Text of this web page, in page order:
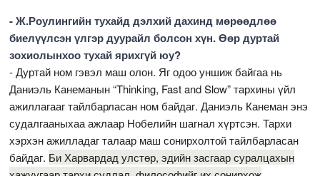
- Ж.Роулингийн тухайд дэлхий дахинд мөрөөдлөө
биелүүлсэн үлгэр дуурайл болсон хүн. Өөр дуртай
зохиолынхоо тухай ярихгүй юу?
- Дуртай ном гэвэл маш олон. Яг одоо уншиж байгаа нь
Даниэль Канеманын “Thinking, Fast and Slow” тархины үйл
ажиллагааг тайлбарласан ном байдаг. Даниэль Канеман энэ
судалгааныхаа ажлаар Нобелийн шагнал хүртсэн. Тархи
хэрхэн ажилладаг талаар маш сонирхолтой тайлбарласан
байдаг. Би Харвардад улстөр, эдийн засгаар суралцахын